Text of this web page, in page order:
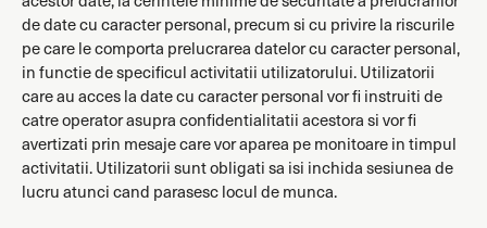
de date cu caracter personal, precum si cu privire la riscurile
pe care le comporta prelucrarea datelor cu caracter personal,
in functie de specificul activitatii utilizatorului. Utilizatorii
care au acces la date cu caracter personal vor fi instruiti de
catre operator asupra confidentialitatii acestora si vor fi
avertizati prin mesaje care vor aparea pe monitoare in timpul
activitatii. Utilizatorii sunt obligati sa isi inchida sesiunea de
lucru atunci cand parasesc locul de munca.